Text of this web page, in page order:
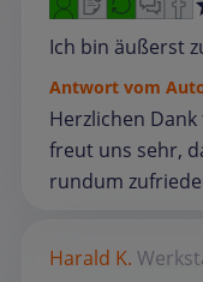
Ich bin äußerst
Antwort vom
Herzlichen
freut uns sehr,
rundum
Harald K.